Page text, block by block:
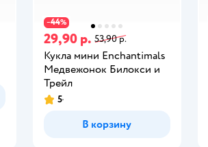
−44%
29,90 р. 53,90 р.
Кукла мини Enchantimals
Медвежонок Билокси и
Трейл
5
В корзину